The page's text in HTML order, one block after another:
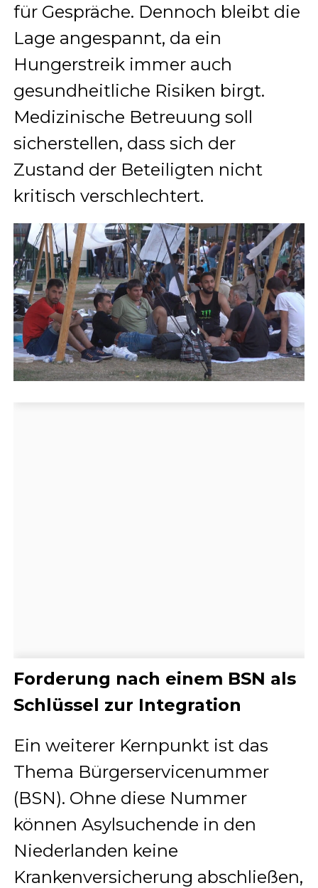
für Gespräche. Dennoch bleibt die
Lage angespannt, da ein
Hungerstreik immer auch
gesundheitliche Risiken birgt.
Medizinische Betreuung soll
sicherstellen, dass sich der
Zustand der Beteiligten nicht
kritisch verschlechtert.
Forderung nach einem BSN als
Schlüssel zur Integration
Ein weiterer Kernpunkt ist das
Thema Bürgerservicenummer
(BSN). Ohne diese Nummer
können Asylsuchende in den
Niederlanden keine
Krankenversicherung abschließen,